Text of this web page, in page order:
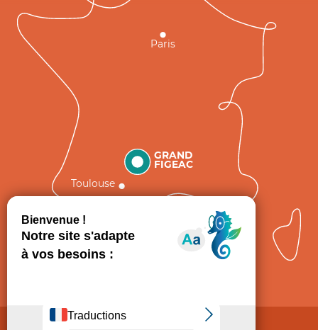
GRAND
FIGEAC
Toulouse
Paris